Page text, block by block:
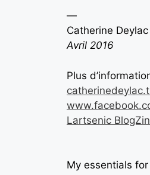
—
Catherine Deylac
Avril 2016
Plus
Lartsenic
My essentials